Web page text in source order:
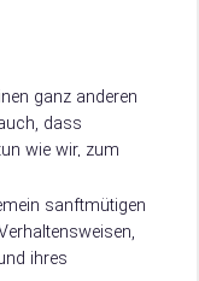
ganz anderen
dass
wie wir, zum
sanftmütigen
ihres